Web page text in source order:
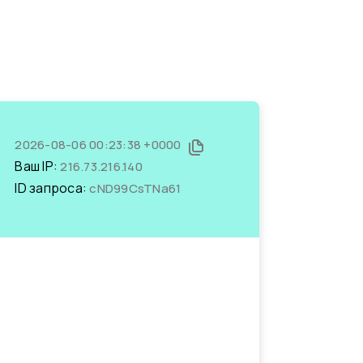
2026-08-06 00:23:38 +0000
Ваш IP:216.73.216.140
ID запроса:cND99CsTNa61